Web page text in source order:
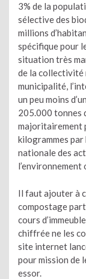
3% de la
sélective des
millions
spécifique pour
situation très
de la collectivité
municipalité,
un peu moins
205.000 tonnes
majoritairement
kilogrammes
nationale des
l’environnement
Il faut ajouter à
compostage
cours
chiffrée ne les
site internet
pour mission de
essor.